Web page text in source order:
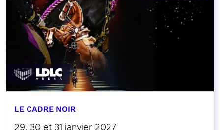
LE CADRE NOIR
29, 30 et 31 janvier 2027